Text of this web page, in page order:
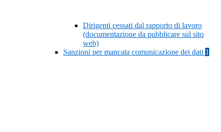
Dirigenti cessati dal rapporto di lavoro
(documentazione da pubblicare sul sito
web)
Sanzioni per mancata comunicazione dei dati 1